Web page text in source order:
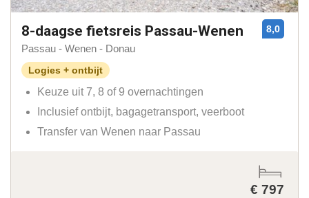
8-daagse fietsreis Passau-Wenen
Passau - Wenen - Donau
Logies + ontbijt
Keuze uit 7, 8 of 9 overnachtingen
Inclusief ontbijt, bagagetransport, veerboot
Transfer van Wenen naar Passau
8,0
€ 797